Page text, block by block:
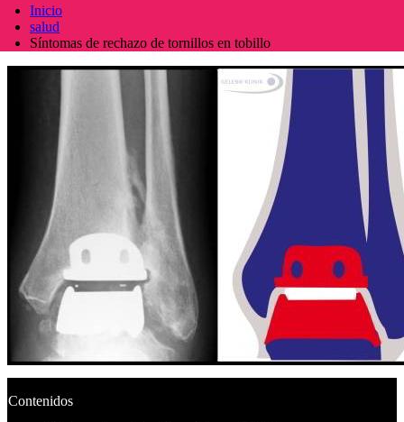
Inicio
salud
Síntomas de rechazo de tornillos en tobillo
Contenidos